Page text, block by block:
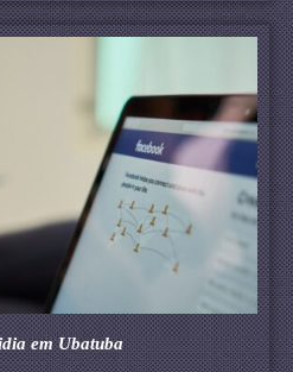
em Ubatuba